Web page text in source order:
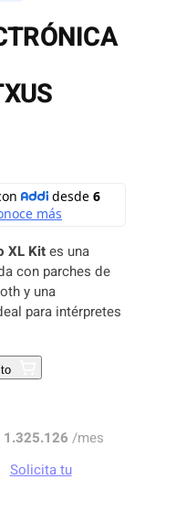
XL Kites una
con parches de
y una
para intérpretes
1.325.126 /mes
Solicita tu